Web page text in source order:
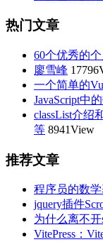
热门文章
60个优秀的
廖雪峰
一个简单的
JavaScript中
classList介绍
等 8941View
推荐文章
程序员的数
jquery插件
为什么离不开
VitePress：